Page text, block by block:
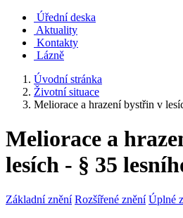
Úřední deska
Aktuality
Kontakty
Lázně
Úvodní stránka
Životní situace
Meliorace a hrazení bystřin v
Meliorace a
lesích - § 35
Základní znění Rozšířené znění Úplné